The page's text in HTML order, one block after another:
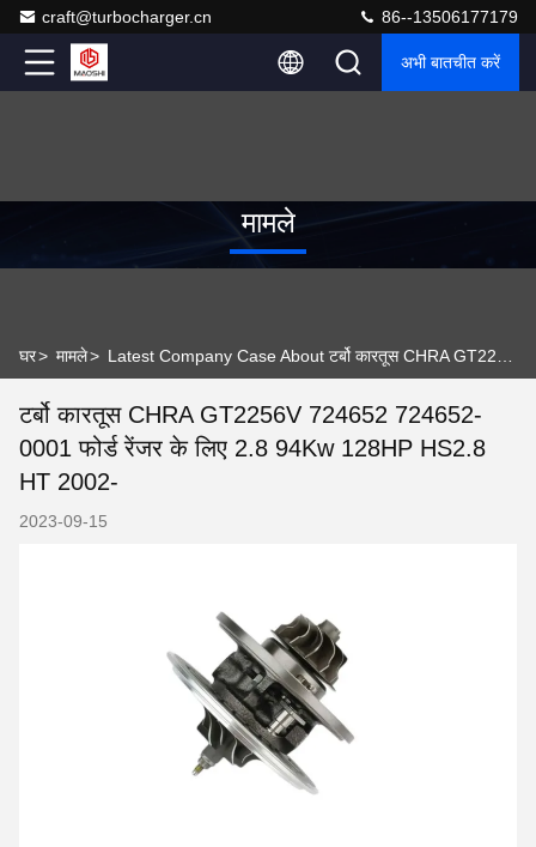
craft@turbocharger.cn 86--13506177179
अभी बातचीत करें
मामले
घर> मामले>
टर्बो कारतूस CHRA GT2256V 724652 724652-
0001 फोर्ड रेंजर के लिए 2.8 94Kw 128HP HS2.8
HT 2002-
2023-09-15